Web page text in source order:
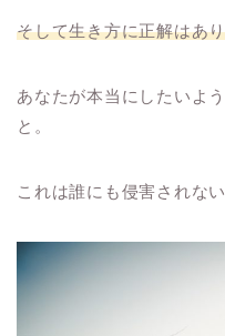
そして生き方に正解はあ
あなたが本当にしたいよ
と。
これは誰にも侵害されな